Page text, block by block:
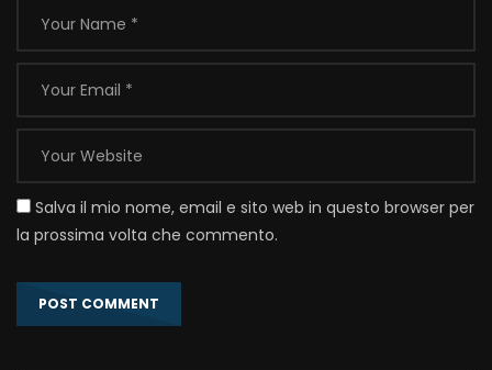
Salva il mio nome, email e sito web in questo browser per
la prossima volta che commento.